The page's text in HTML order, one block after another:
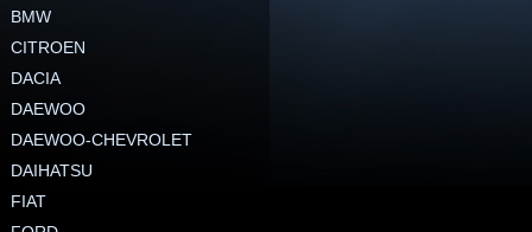
BMW
CITROEN
DACIA
DAEWOO
DAEWOO-CHEVROLET
DAIHATSU
FIAT